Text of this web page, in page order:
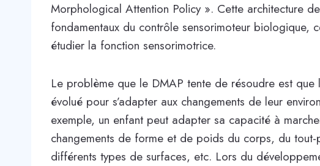
Morphological Attention Policy ». Cette architecture
fondamentaux du contrôle sensorimoteur biologique,
étudier la fonction sensorimotrice.
Le problème que le DMAP tente de résoudre est que
évolué pour s’adapter aux changements de leur
exemple, un enfant peut adapter sa capacité à
changements de forme et de poids du corps, du
différents types de surfaces, etc. Lors du